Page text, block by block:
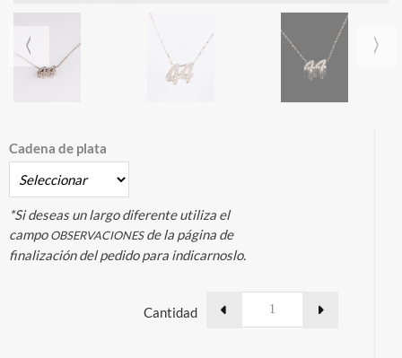
Cadena de plata
*Si deseas un largo diferente utiliza el
campoOBSERVACIONESde la página de
finalización del pedido para indicarnoslo.
Cantidad